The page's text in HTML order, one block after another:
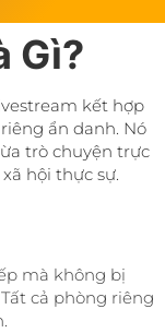
Gì?
kết hợp
ẩn danh. Nó
trò chuyện trực
hội thực sự.
mà không bị
cả phòng riêng